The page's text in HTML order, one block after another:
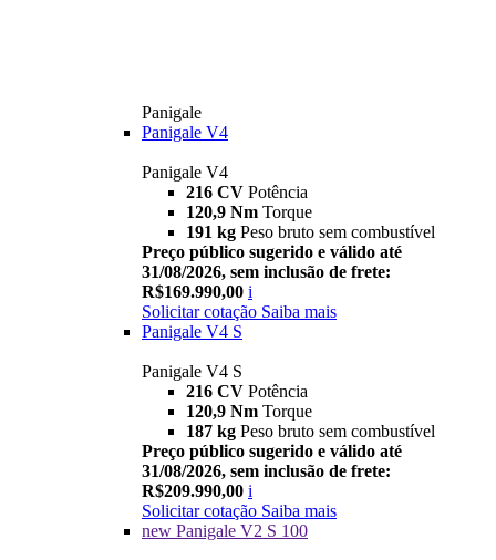
Panigale
Panigale V4
Panigale V4
216 CV Potência
120,9 Nm Torque
191 kg Peso bruto sem combustível
Preço público sugerido e válido até
31/08/2026, sem inclusão de frete:
R$169.990,00 i
Solicitar cotação Saiba mais
Panigale V4 S
Panigale V4 S
216 CV Potência
120,9 Nm Torque
187 kg Peso bruto sem combustível
Preço público sugerido e válido até
31/08/2026, sem inclusão de frete:
R$209.990,00 i
Solicitar cotação Saiba mais
new Panigale V2 S 100